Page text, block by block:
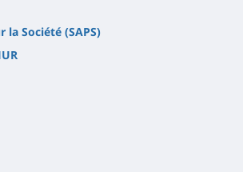
la Société (SAPS)